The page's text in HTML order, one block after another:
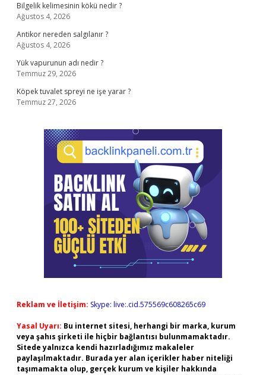
Bilgelik kelimesinin kökü nedir ?
Ağustos 4, 2026
Antikor nereden salgılanır ?
Ağustos 4, 2026
Yük vapurunun adı nedir ?
Temmuz 29, 2026
Köpek tuvalet spreyi ne işe yarar ?
Temmuz 27, 2026
Reklam ve İletişim: Skype: live:.cid.575569c608265c69
Yasal Uyarı: Bu internet sitesi, herhangi bir marka, kurum
veya şahıs şirketi ile hiçbir bağlantısı bulunmamaktadır.
Sitede yalnızca kendi hazırladığımız makaleler
paylaşılmaktadır. Burada yer alan içerikler haber niteliği
taşımamakta olup, gerçek kurum ve kişiler hakkında